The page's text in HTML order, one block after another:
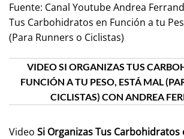
Fuente: Canal Youtube Andrea
Tus Carbohidratos en Función a tu
(Para Runners o Ciclistas)
VIDEO SI ORGANIZAS TUS
FUNCIÓN A TU PESO, ESTÁ MAL
CICLISTAS) CON ANDREA
Video Si Organizas Tus Carbohidratos